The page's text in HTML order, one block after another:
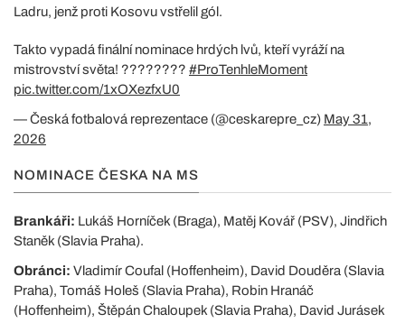
Ladru, jenž proti Kosovu vstřelil gól.
Takto vypadá finální nominace hrdých lvů, kteří vyráží na
mistrovství světa! ???????? #ProTenhleMoment
pic.twitter.com/1xOXezfxU0
— Česká fotbalová reprezentace (@ceskarepre_cz) May 31,
2026
NOMINACE ČESKA NA MS
Brankáři: Lukáš Horníček (Braga), Matěj Kovář (PSV), Jindřich
Staněk (Slavia Praha).
Obránci: Vladimír Coufal (Hoffenheim), David Douděra (Slavia
Praha), Tomáš Holeš (Slavia Praha), Robin Hranáč
(Hoffenheim), Štěpán Chaloupek (Slavia Praha), David Jurásek